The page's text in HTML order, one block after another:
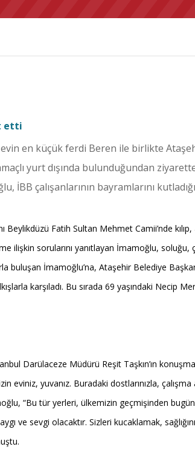
etti
en küçük ferdi Beren ile birlikte
yurt dışında bulunduğundan
İBB çalışanlarının bayramlarını
Fatih Sultan Mehmet Camii’nde
ilişkin sorularını yanıtlayan İmamoğlu,
buluşan İmamoğlu’na, Ataşehir Belediye
karşıladı. Bu sırada 69 yaşındaki Necip
Darülaceze Müdürü Reşit Taşkın’ın
yuvanız. Buradaki dostlarınızla,
“Bu tür yerleri, ülkemizin geçmişinden
sevgi olacaktır. Sizleri kucaklamak,